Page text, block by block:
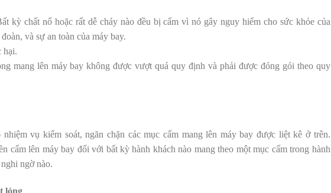
kỳ chất nổ hoặc rất dễ cháy nào đều bị cấm vì nó gây nguy hiểm cho sức khỏe của
và sự an toàn của máy bay.
hại.
mang lên máy bay không được vượt quá quy định và phải được đóng gói theo quy
vụ kiểm soát, ngăn chặn các mục cấm mang lên máy bay được liệt kê ở trên.
cấm lên máy bay đối với bất kỳ hành khách nào mang theo một mục cấm trong hành
ngờ nào.
lỏng